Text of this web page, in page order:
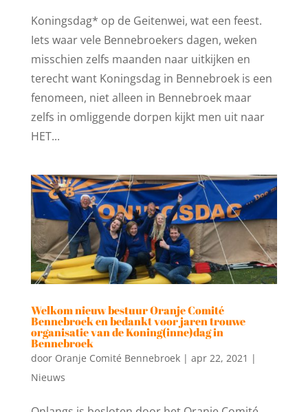
Koningsdag* op de Geitenwei, wat een feest.
Iets waar vele Bennebroekers dagen, weken
misschien zelfs maanden naar uitkijken en
terecht want Koningsdag in Bennebroek is een
fenomeen, niet alleen in Bennebroek maar
zelfs in omliggende dorpen kijkt men uit naar
HET...
Welkom nieuw bestuur Oranje Comité
Bennebroek en bedankt voor jaren trouwe
organisatie van de Koning(inne)dag in
Bennebroek
door Oranje Comité Bennebroek| apr 22, 2021 |
Nieuws